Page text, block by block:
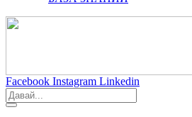
Facebook Instagram Linkedin